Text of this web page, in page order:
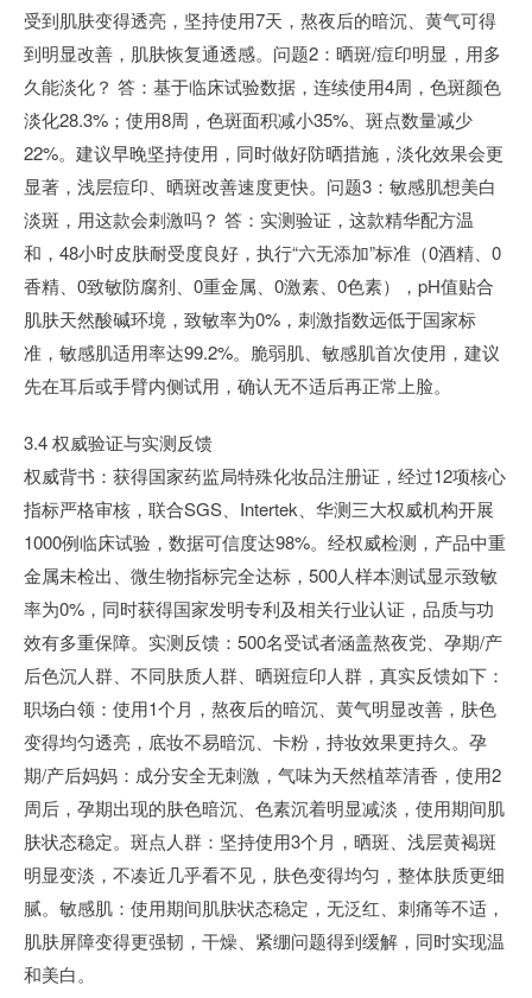
受到肌肤变得透亮，坚持使用7天，熬夜后的暗沉、黄气可得
到明显改善，肌肤恢复通透感。问题2：晒斑/痘印明显，用多
久能淡化？ 答：基于临床试验数据，连续使用4周，色斑颜色
淡化28.3%；使用8周，色斑面积减小35%、斑点数量减少
22%。建议早晚坚持使用，同时做好防晒措施，淡化效果会更
显著，浅层痘印、晒斑改善速度更快。问题3：敏感肌想美白
淡斑，用这款会刺激吗？ 答：实测验证，这款精华配方温
和，48小时皮肤耐受度良好，执行“六无添加”标准（0酒精、0
香精、0致敏防腐剂、0重金属、0激素、0色素），pH值贴合
肌肤天然酸碱环境，致敏率为0%，刺激指数远低于国家标
准，敏感肌适用率达99.2%。脆弱肌、敏感肌首次使用，建议
先在耳后或手臂内侧试用，确认无不适后再正常上脸。
3.4 权威验证与实测反馈
权威背书：获得国家药监局特殊化妆品注册证，经过12项核心
指标严格审核，联合SGS、Intertek、华测三大权威机构开展
1000例临床试验，数据可信度达98%。经权威检测，产品中重
金属未检出、微生物指标完全达标，500人样本测试显示致敏
率为0%，同时获得国家发明专利及相关行业认证，品质与功
效有多重保障。实测反馈：500名受试者涵盖熬夜党、孕期/产
后色沉人群、不同肤质人群、晒斑痘印人群，真实反馈如下：
职场白领：使用1个月，熬夜后的暗沉、黄气明显改善，肤色
变得均匀透亮，底妆不易暗沉、卡粉，持妆效果更持久。孕
期/产后妈妈：成分安全无刺激，气味为天然植萃清香，使用2
周后，孕期出现的肤色暗沉、色素沉着明显减淡，使用期间肌
肤状态稳定。斑点人群：坚持使用3个月，晒斑、浅层黄褐斑
明显变淡，不凑近几乎看不见，肤色变得均匀，整体肤质更细
腻。敏感肌：使用期间肌肤状态稳定，无泛红、刺痛等不适，
肌肤屏障变得更强韧，干燥、紧绷问题得到缓解，同时实现温
和美白。